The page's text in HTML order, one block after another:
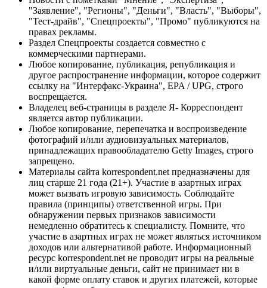
"Заявление", "Регионы", "Деньги", "Власть", "Выборы",
"Тест-драйв", "Спецпроекты", "Промо" публикуются на
правах рекламы.
Раздел Спецпроекты создается совместно с
коммерческими партнерами.
Любое копирование, публикация, републикация и
другое распространение информации, которое содержит
ссылку на "Интерфакс-Украина", EPA / UPG, строго
воспрещается.
Владелец веб-страницы в разделе Я- Корреспондент
является автор публикации.
Любое копирование, перепечатка и воспроизведение
фотографий и/или аудиовизуальных материалов,
принадлежащих правообладателю Getty Images, строго
запрещено.
Материалы сайта korrespondent.net предназначены для
лиц старше 21 года (21+). Участие в азартных играх
может вызвать игровую зависимость. Соблюдайте
правила (принципы) ответственной игры. При
обнаружении первых признаков зависимости
немедленно обратитесь к специалисту. Помните, что
участие в азартных играх не может являться источником
доходов или альтернативой работе. Информационный
ресурс korrespondent.net не проводит игры на реальные
и/или виртуальные деньги, сайт не принимает ни в
какой форме оплату ставок и других платежей, которые